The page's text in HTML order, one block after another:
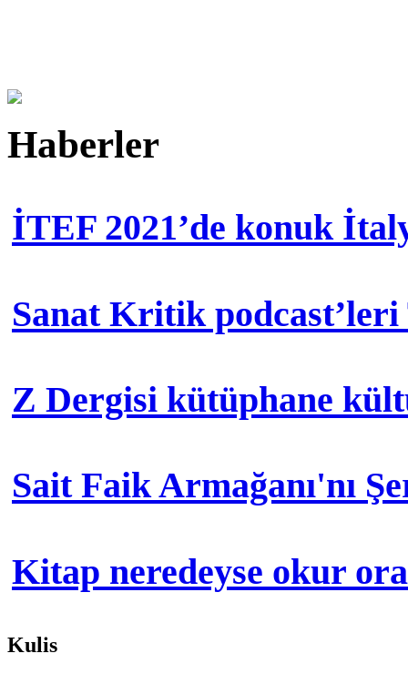
Haberler
İTEF 2021’de konuk
Sanat Kritik podcast’leri
Z Dergisi kütüphane
Sait Faik Armağanı'nı
Kitap neredeyse okur
Kulis